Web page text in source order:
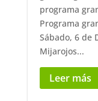
programa
Programa
Sábado, 6 de
Mijarojos...
Leer más